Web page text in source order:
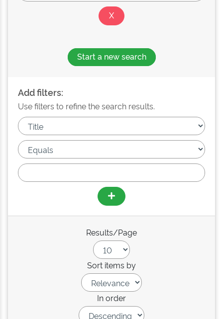
Start a new search
Add filters:
Use filters to refine the search results.
Results/Page
Sort items by
In order